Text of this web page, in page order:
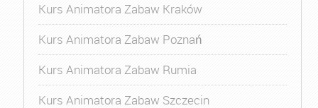
Kurs Animatora Zabaw Kraków
Kurs Animatora Zabaw Poznań
Kurs Animatora Zabaw Rumia
Kurs Animatora Zabaw Szczecin